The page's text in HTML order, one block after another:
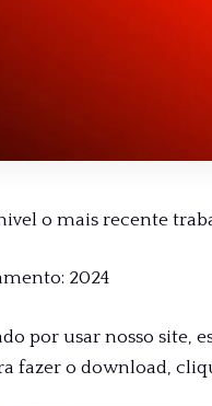
o mais recente
2024
por usar nosso site,
fazer o download,